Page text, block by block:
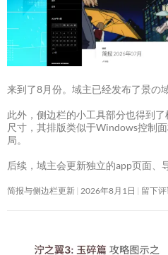
来到了8月份。域主已经发布了景の
此外，侧边栏的小工具部分也得到
尺寸，其排版类似于Windows控制
局。
后续，域主会更新独立的app页面、
简报与侧边栏更新 2026年8月1日 留下